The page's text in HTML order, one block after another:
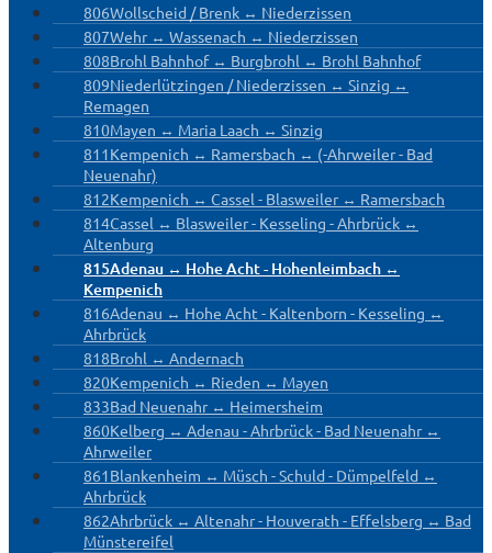
806Wollscheid / Brenk ↔ Niederzissen
807Wehr ↔ Wassenach ↔ Niederzissen
808Brohl Bahnhof ↔ Burgbrohl ↔ Brohl Bahnhof
809Niederlützingen / Niederzissen ↔ Sinzig ↔
Remagen
810Mayen ↔ Maria Laach ↔ Sinzig
811Kempenich ↔ Ramersbach ↔ (-Ahrweiler - Bad
Neuenahr)
812Kempenich ↔ Cassel - Blasweiler ↔ Ramersbach
814Cassel ↔ Blasweiler - Kesseling - Ahrbrück ↔
Altenburg
815Adenau ↔ Hohe Acht - Hohenleimbach ↔
Kempenich
816Adenau ↔ Hohe Acht - Kaltenborn - Kesseling ↔
Ahrbrück
818Brohl ↔ Andernach
820Kempenich ↔ Rieden ↔ Mayen
833Bad Neuenahr ↔ Heimersheim
860Kelberg ↔ Adenau - Ahrbrück - Bad Neuenahr ↔
Ahrweiler
861Blankenheim ↔ Müsch - Schuld - Dümpelfeld ↔
Ahrbrück
862Ahrbrück ↔ Altenahr - Houverath - Effelsberg ↔ Bad
Münstereifel